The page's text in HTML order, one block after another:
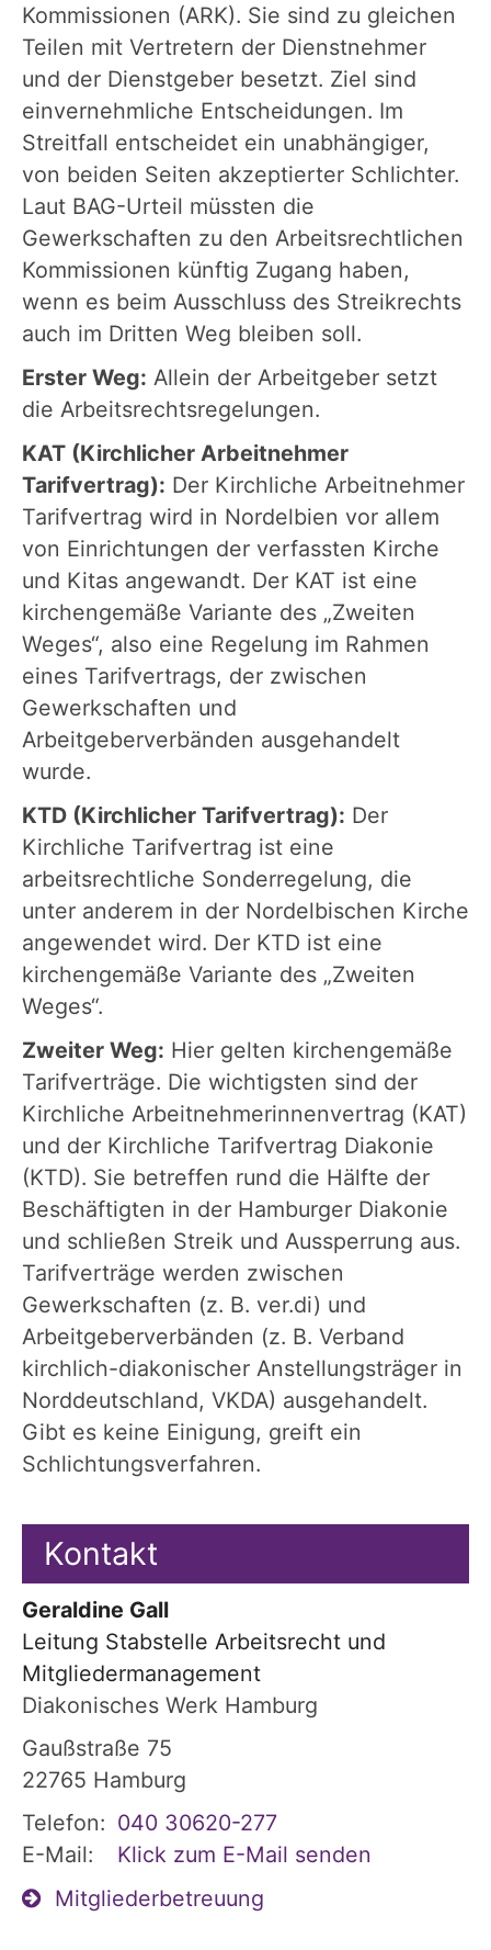
Kommissionen (ARK). Sie sind zu gleichen
Teilen mit Vertretern der Dienstnehmer
und der Dienstgeber besetzt. Ziel sind
einvernehmliche Entscheidungen. Im
Streitfall entscheidet ein unabhängiger,
von beiden Seiten akzeptierter Schlichter.
Laut BAG-Urteil müssten die
Gewerkschaften zu den Arbeitsrechtlichen
Kommissionen künftig Zugang haben,
wenn es beim Ausschluss des Streikrechts
auch im Dritten Weg bleiben soll.
Erster Weg: Allein der Arbeitgeber setzt
die Arbeitsrechtsregelungen.
KAT (Kirchlicher Arbeitnehmer
Tarifvertrag): Der Kirchliche Arbeitnehmer
Tarifvertrag wird in Nordelbien vor allem
von Einrichtungen der verfassten Kirche
und Kitas angewandt. Der KAT ist eine
kirchengemäße Variante des „Zweiten
Weges“, also eine Regelung im Rahmen
eines Tarifvertrags, der zwischen
Gewerkschaften und
Arbeitgeberverbänden ausgehandelt
wurde.
KTD (Kirchlicher Tarifvertrag): Der
Kirchliche Tarifvertrag ist eine
arbeitsrechtliche Sonderregelung, die
unter anderem in der Nordelbischen Kirche
angewendet wird. Der KTD ist eine
kirchengemäße Variante des „Zweiten
Weges“.
Zweiter Weg: Hier gelten kirchengemäße
Tarifverträge. Die wichtigsten sind der
Kirchliche Arbeitnehmerinnenvertrag (KAT)
und der Kirchliche Tarifvertrag Diakonie
(KTD). Sie betreffen rund die Hälfte der
Beschäftigten in der Hamburger Diakonie
und schließen Streik und Aussperrung aus.
Tarifverträge werden zwischen
Gewerkschaften (z. B. ver.di) und
Arbeitgeberverbänden (z. B. Verband
kirchlich-diakonischer Anstellungsträger in
Norddeutschland, VKDA) ausgehandelt.
Gibt es keine Einigung, greift ein
Schlichtungsverfahren.
Kontakt
Geraldine Gall
Leitung Stabstelle Arbeitsrecht und
Mitgliedermanagement
Diakonisches Werk Hamburg
Gaußstraße 75
22765 Hamburg
Telefon: 040 30620-277
E-Mail:
Klick zum E-Mail senden
Mitgliederbetreuung